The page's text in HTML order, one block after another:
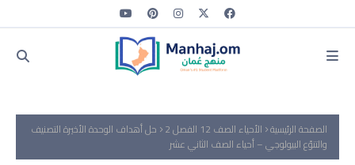
الصفحة الرئيسية الأحياء الصف 12 الفصل 2
حل أهداف الوحدة الأخيرة التصنيف
والتنوّع البيولوجي – أحياء الصف الثاني عشر